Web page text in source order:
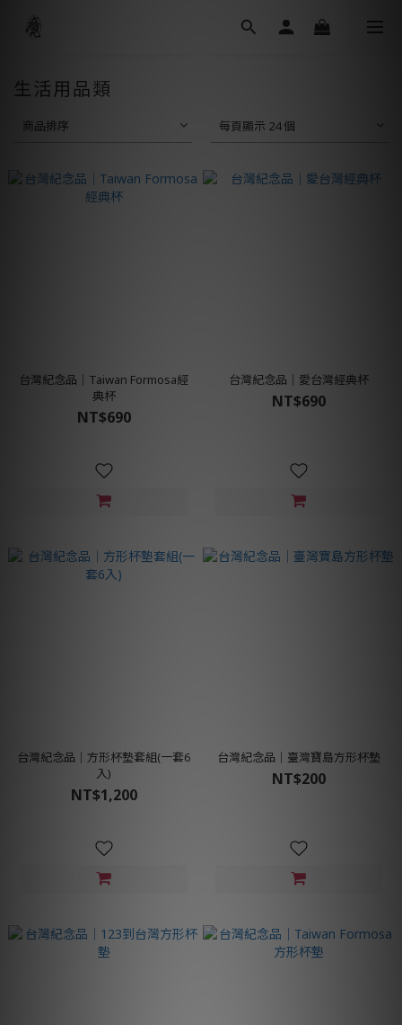
生活用品類
商品排序 每頁顯示 24 個
台灣紀念品│Taiwan Formosa經
典杯
NT$690
台灣紀念品│愛台灣經典杯
NT$690
台灣紀念品│方形杯墊套組(一套6
入)
NT$1,200
台灣紀念品│臺灣寶島方形杯墊
NT$200